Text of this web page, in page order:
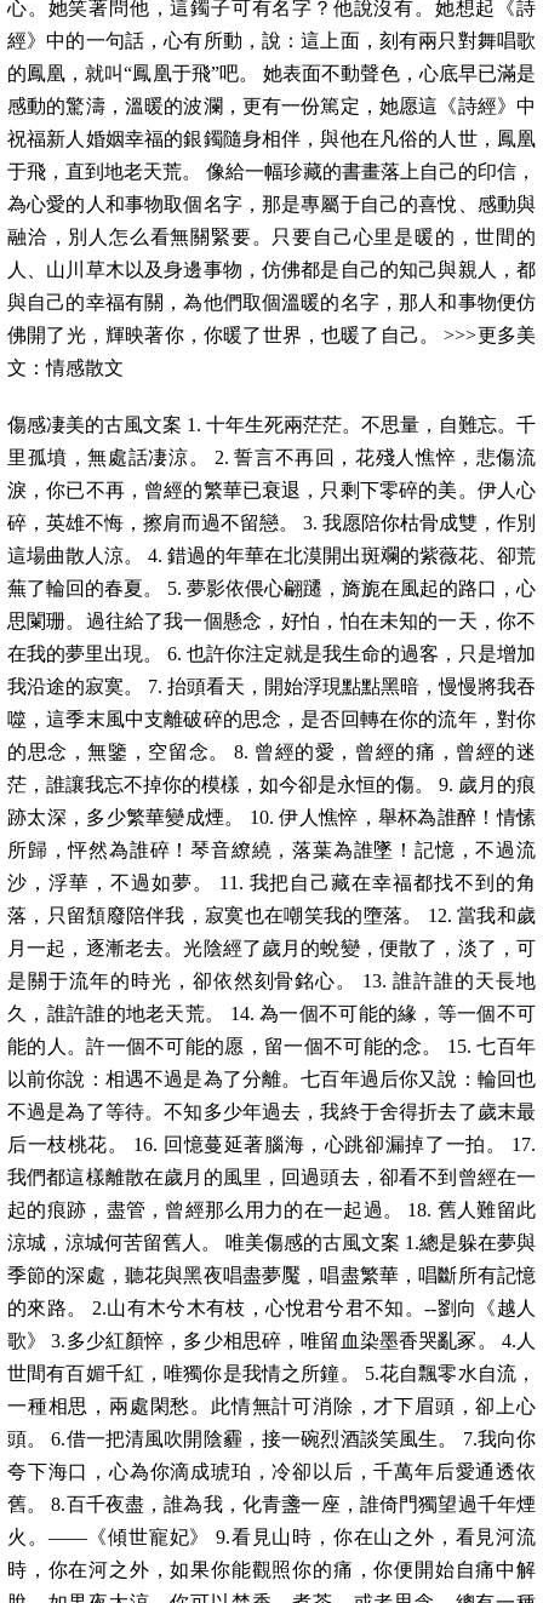
心。她笑著問他，這鐲子可有名字？他說沒有。她想起《詩
經》中的一句話，心有所動，說：這上面，刻有兩只對舞唱歌
的鳳凰，就叫“鳳凰于飛”吧。 她表面不動聲色，心底早已滿是
感動的驚濤，溫暖的波瀾，更有一份篤定，她愿這《詩經》中
祝福新人婚姻幸福的銀鐲隨身相伴，與他在凡俗的人世，鳳凰
于飛，直到地老天荒。 像給一幅珍藏的書畫落上自己的印信，
為心愛的人和事物取個名字，那是專屬于自己的喜悅、感動與
融洽，別人怎么看無關緊要。只要自己心里是暖的，世間的
人、山川草木以及身邊事物，仿佛都是自己的知己與親人，都
與自己的幸福有關，為他們取個溫暖的名字，那人和事物便仿
佛開了光，輝映著你，你暖了世界，也暖了自己。 >>>更多美
文：情感散文
傷感凄美的古風文案 1. 十年生死兩茫茫。不思量，自難忘。千
里孤墳，無處話凄涼。 2. 誓言不再回，花殘人憔悴，悲傷流
淚，你已不再，曾經的繁華已衰退，只剩下零碎的美。伊人心
碎，英雄不悔，擦肩而過不留戀。 3. 我愿陪你枯骨成雙，作別
這場曲散人涼。 4. 錯過的年華在北漠開出斑斕的紫薇花、卻荒
蕪了輪回的春夏。 5. 夢影依偎心翩躚，旖旎在風起的路口，心
思闌珊。過往給了我一個懸念，好怕，怕在未知的一天，你不
在我的夢里出現。 6. 也許你注定就是我生命的過客，只是增加
我沿途的寂寞。 7. 抬頭看天，開始浮現點點黑暗，慢慢將我吞
噬，這季末風中支離破碎的思念，是否回轉在你的流年，對你
的思念，無鑒，空留念。 8. 曾經的愛，曾經的痛，曾經的迷
茫，誰讓我忘不掉你的模樣，如今卻是永恒的傷。 9. 歲月的痕
跡太深，多少繁華變成煙。 10. 伊人憔悴，舉杯為誰醉！情愫
所歸，怦然為誰碎！琴音繚繞，落葉為誰墜！記憶，不過流
沙，浮華，不過如夢。 11. 我把自己藏在幸福都找不到的角
落，只留頹廢陪伴我，寂寞也在嘲笑我的墮落。 12. 當我和歲
月一起，逐漸老去。光陰經了歲月的蛻變，便散了，淡了，可
是關于流年的時光，卻依然刻骨銘心。 13. 誰許誰的天長地
久，誰許誰的地老天荒。 14. 為一個不可能的緣，等一個不可
能的人。許一個不可能的愿，留一個不可能的念。 15. 七百年
以前你說：相遇不過是為了分離。七百年過后你又說：輪回也
不過是為了等待。不知多少年過去，我終于舍得折去了歲末最
后一枝桃花。 16. 回憶蔓延著腦海，心跳卻漏掉了一拍。 17.
我們都這樣離散在歲月的風里，回過頭去，卻看不到曾經在一
起的痕跡，盡管，曾經那么用力的在一起過。 18. 舊人難留此
涼城，涼城何苦留舊人。 唯美傷感的古風文案 1.總是躲在夢與
季節的深處，聽花與黑夜唱盡夢魘，唱盡繁華，唱斷所有記憶
的來路。 2.山有木兮木有枝，心悅君兮君不知。--劉向《越人
歌》 3.多少紅顏悴，多少相思碎，唯留血染墨香哭亂冢。 4.人
世間有百媚千紅，唯獨你是我情之所鐘。 5.花自飄零水自流，
一種相思，兩處閑愁。此情無計可消除，才下眉頭，卻上心
頭。 6.借一把清風吹開陰霾，接一碗烈酒談笑風生。 7.我向你
夸下海口，心為你滴成琥珀，冷卻以后，千萬年后愛通透依
舊。 8.百千夜盡，誰為我，化青盞一座，誰倚門獨望過千年煙
火。——《傾世寵妃》 9.看見山時，你在山之外，看見河流
時，你在河之外，如果你能觀照你的痛，你便開始自痛中解